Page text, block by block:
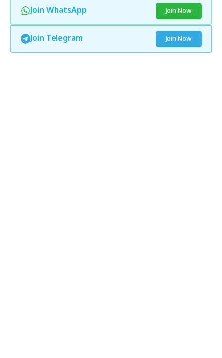
Join WhatsApp Join Now
Join Telegram Join Now